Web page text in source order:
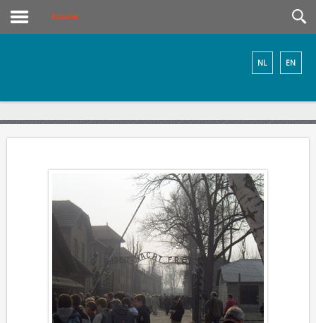
Activités
EN
NL